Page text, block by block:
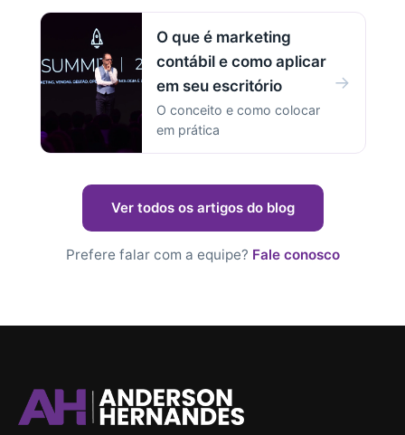
O que é marketing
contábil e como aplicar
em seu escritório
O conceito e como colocar
em prática
→
Ver todos os artigos do blog
Prefere falar com a equipe? Fale conosco